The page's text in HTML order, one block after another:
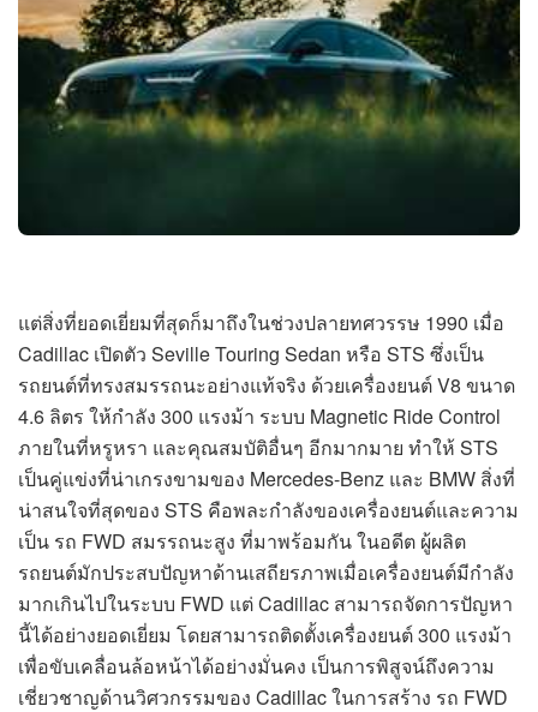
แต่สิ่งที่ยอดเยี่ยมที่สุดก็มาถึงในช่วงปลายทศวรรษ 1990 เมื่อ
Cadillac เปิดตัว Seville Touring Sedan หรือ STS ซึ่งเป็น
รถยนต์ที่ทรงสมรรถนะอย่างแท้จริง ด้วยเครื่องยนต์ V8 ขนาด
4.6 ลิตร ให้กำลัง 300 แรงม้า ระบบ Magnetic Ride Control
ภายในที่หรูหรา และคุณสมบัติอื่นๆ อีกมากมาย ทำให้ STS
เป็นคู่แข่งที่น่าเกรงขามของ Mercedes-Benz และ BMW สิ่งที่
น่าสนใจที่สุดของ STS คือพละกำลังของเครื่องยนต์และความ
เป็น รถ FWD สมรรถนะสูง ที่มาพร้อมกัน ในอดีต ผู้ผลิต
รถยนต์มักประสบปัญหาด้านเสถียรภาพเมื่อเครื่องยนต์มีกำลัง
มากเกินไปในระบบ FWD แต่ Cadillac สามารถจัดการปัญหา
นี้ได้อย่างยอดเยี่ยม โดยสามารถติดตั้งเครื่องยนต์ 300 แรงม้า
เพื่อขับเคลื่อนล้อหน้าได้อย่างมั่นคง เป็นการพิสูจน์ถึงความ
เชี่ยวชาญด้านวิศวกรรมของ Cadillac ในการสร้าง รถ FWD